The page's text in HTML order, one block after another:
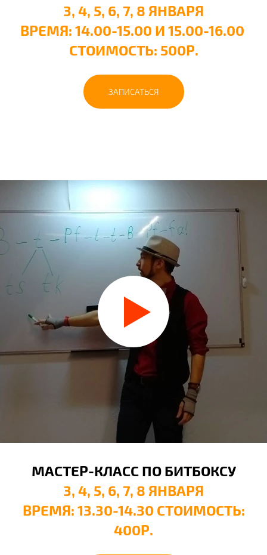
3, 4, 5, 6, 7, 8 ЯНВАРЯ
ВРЕМЯ: 14.00-15.00 И 15.00-16.00
СТОИМОСТЬ: 500Р.
ЗАПИСАТЬСЯ
МАСТЕР-КЛАСС ПО БИТБОКСУ
3, 4, 5, 6, 7, 8 ЯНВАРЯ
ВРЕМЯ: 13.30-14.30 СТОИМОСТЬ:
400Р.